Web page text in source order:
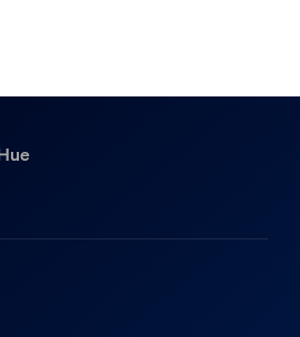
Perifo cilinderspot